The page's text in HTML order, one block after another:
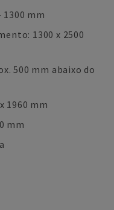
mm
1300 x 2500
500 mm abaixo do
1960 mm
mm